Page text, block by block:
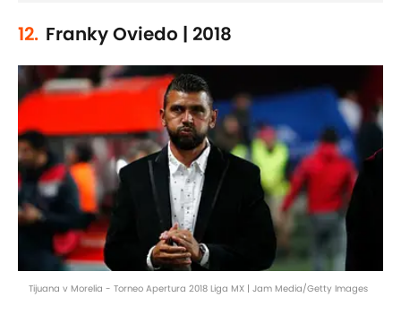
12. Franky Oviedo | 2018
Tijuana v Morelia - Torneo Apertura 2018 Liga MX | Jam Media/Getty Images